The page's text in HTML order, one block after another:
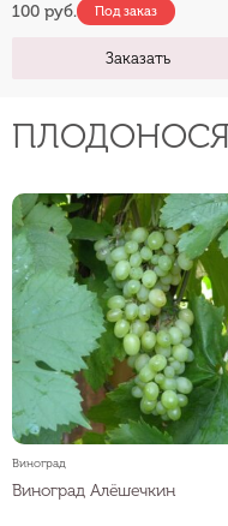
100 руб. Под заказ
Заказать
Виноград
Виноград Алёшечкин